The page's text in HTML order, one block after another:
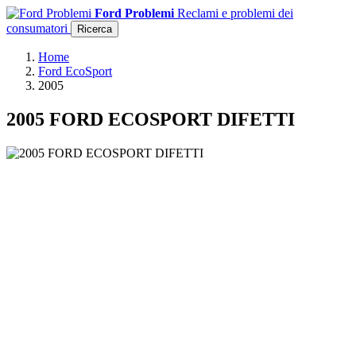
Ford Problemi Reclami e problemi dei
consumatori
Ricerca
Home
Ford EcoSport
2005
2005 FORD ECOSPORT DIFETTI